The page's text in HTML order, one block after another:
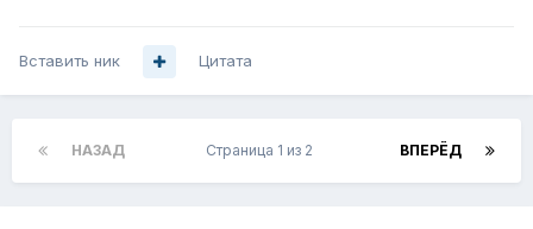
Вставить ник Цитата
НАЗАД ВПЕРЁД
Страница 1 из 2